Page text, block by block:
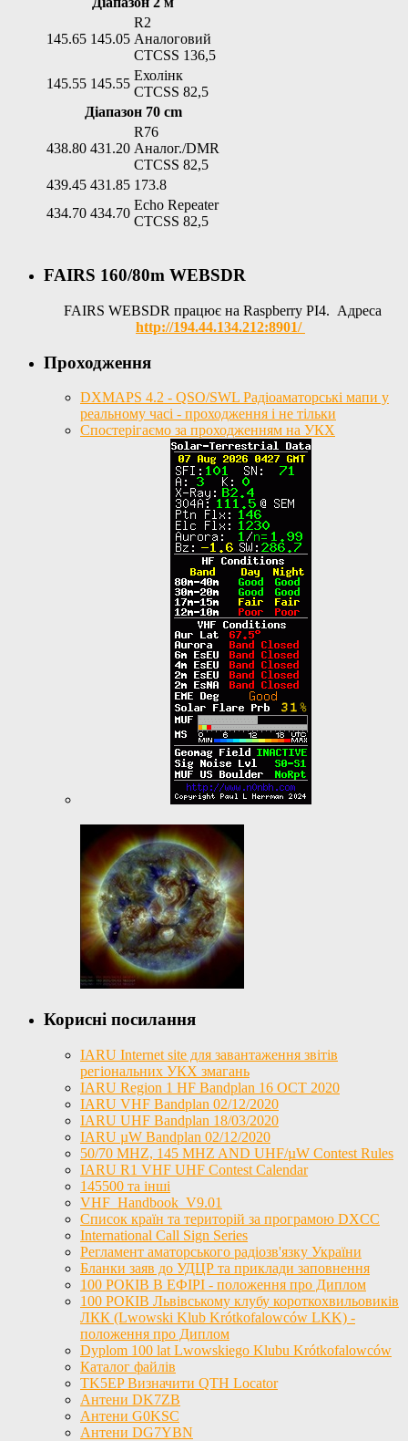
145.65 145.05
R2
Аналоговий
CTCSS 136,5
145.55 145.55
Ехолінк
CTCSS 82,5
Діапазон 70 cm
438.80 431.20
R76
Аналог./DMR
CTCSS 82,5
439.45 431.85 173.8
434.70 434.70
Echo Repeater
CTCSS 82,5
FAIRS 160/80m WEBSDR
FAIRS WEBSDR працює на Raspberry PI4. Адреса
http://194.44.134.212:8901/
Проходження
DXMAPS 4.2 - QSO/SWL Радіоаматорські мапи у
реальному часі - проходження і не тільки
Спостерігаємо за проходженням на УКХ
Корисні посилання
IARU Internet site для завантаження звітів
регіональних УКХ змагань
IARU Region 1 HF Bandplan 16 OCT 2020
IARU VHF Bandplan 02/12/2020
IARU UHF Bandplan 18/03/2020
IARU µW Bandplan 02/12/2020
50/70 MHZ, 145 MHZ AND UHF/µW Contest Rules
IARU R1 VHF UHF Contest Calendar
145500 та інші
VHF_Handbook_V9.01
Список країн та територій за програмою DXCC
International Call Sign Series
Регламент аматорського радіозв'язку України
Бланки заяв до УДЦР та приклади заповнення
100 РОКІВ В ЕФІРІ - положення про Диплом
100 РОКІВ Львівському клубу короткохвильовиків
ЛКК (Lwowski Klub Krótkofalowców LKK) -
положення про Диплом
Dyplom 100 lat Lwowskiego Klubu Krótkofalowców
Каталог файлів
TK5EP Визначити QTH Locator
Антени DK7ZB
Антени G0KSC
Антени DG7YBN